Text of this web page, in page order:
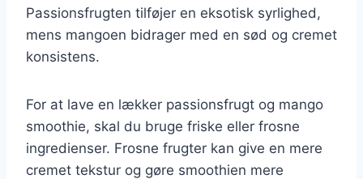
Passionsfrugten tilføjer en eksotisk syrlighed,
mens mangoen bidrager med en sød og cremet
konsistens.
For at lave en lækker passionsfrugt og mango
smoothie, skal du bruge friske eller frosne
ingredienser. Frosne frugter kan give en mere
cremet tekstur og gøre smoothien mere